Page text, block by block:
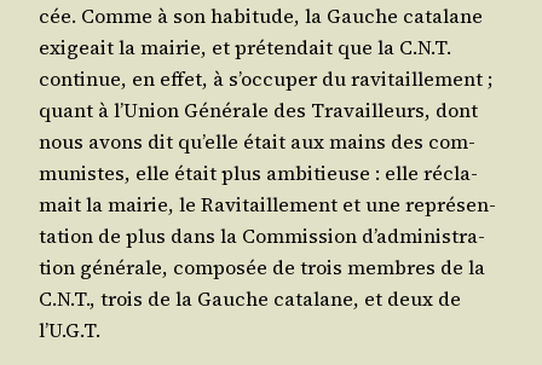
cée. Comme à son habi­tude, la Gauche cata­lane
exi­geait la mai­rie, et pré­ten­dait que la C.N.T.
conti­nue, en effet, à s’oc­cu­per du ravi­taille­ment ;
quant à l’U­nion Géné­rale des Tra­vailleurs, dont
nous avons dit qu’elle était aux mains des com­
mu­nistes, elle était plus ambi­tieuse : elle récla­
mait la mai­rie, le Ravi­taille­ment et une repré­sen­
ta­tion de plus dans la Com­mis­sion d’ad­mi­nis­tra­
tion géné­rale, com­po­sée de trois membres de la
C.N.T., trois de la Gauche cata­lane, et deux de
l’U.G.T.